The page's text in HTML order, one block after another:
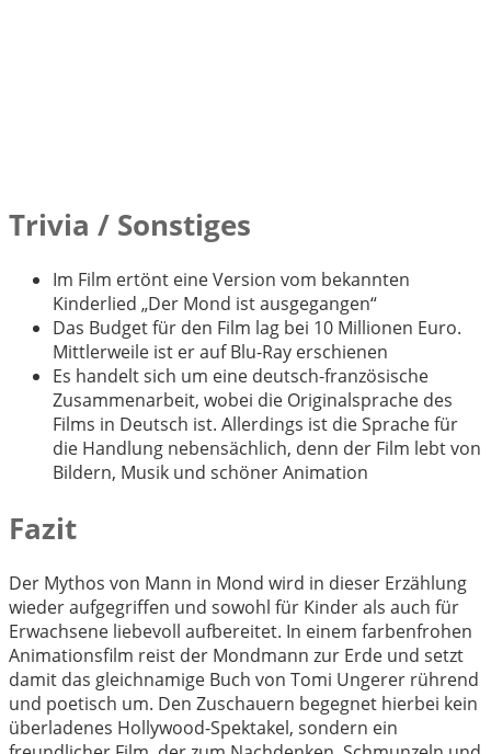
Trivia / Sonstiges
Im Film ertönt eine Version vom bekannten
Kinderlied „Der Mond ist ausgegangen“
Das Budget für den Film lag bei 10 Millionen Euro.
Mittlerweile ist er auf Blu-Ray erschienen
Es handelt sich um eine deutsch-französische
Zusammenarbeit, wobei die Originalsprache des
Films in Deutsch ist. Allerdings ist die Sprache für
die Handlung nebensächlich, denn der Film lebt von
Bildern, Musik und schöner Animation
Fazit
Der Mythos von Mann in Mond wird in dieser Erzählung
wieder aufgegriffen und sowohl für Kinder als auch für
Erwachsene liebevoll aufbereitet. In einem farbenfrohen
Animationsfilm reist der Mondmann zur Erde und setzt
damit das gleichnamige Buch von Tomi Ungerer rührend
und poetisch um. Den Zuschauern begegnet hierbei kein
überladenes Hollywood-Spektakel, sondern ein